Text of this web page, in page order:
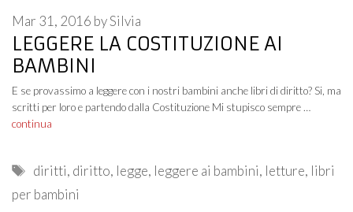
LEGGERE LA COSTITUZIONE AI
BAMBINI
Mar 31, 2016 bySilvia
E se provassimo a leggere con i nostri bambini anche libri di diritto? Si, ma
scritti per loro e partendo dalla Costituzione Mi stupisco sempre …
continua
Tags
diritti, diritto, legge, leggere ai bambini, letture, libri
per bambini